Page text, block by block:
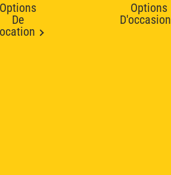
Options
De
Options
D'occasion